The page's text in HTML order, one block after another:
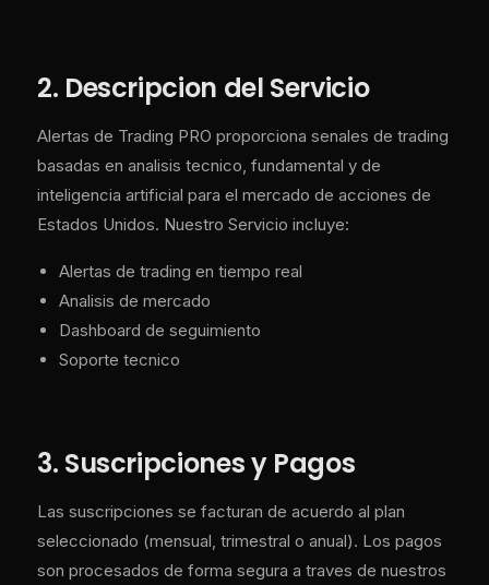
2. Descripcion del Servicio
Alertas de Trading PRO proporciona senales de trading
basadas en analisis tecnico, fundamental y de
inteligencia artificial para el mercado de acciones de
Estados Unidos. Nuestro Servicio incluye:
Alertas de trading en tiempo real
Analisis de mercado
Dashboard de seguimiento
Soporte tecnico
3. Suscripciones y Pagos
Las suscripciones se facturan de acuerdo al plan
seleccionado (mensual, trimestral o anual). Los pagos
son procesados de forma segura a traves de nuestros